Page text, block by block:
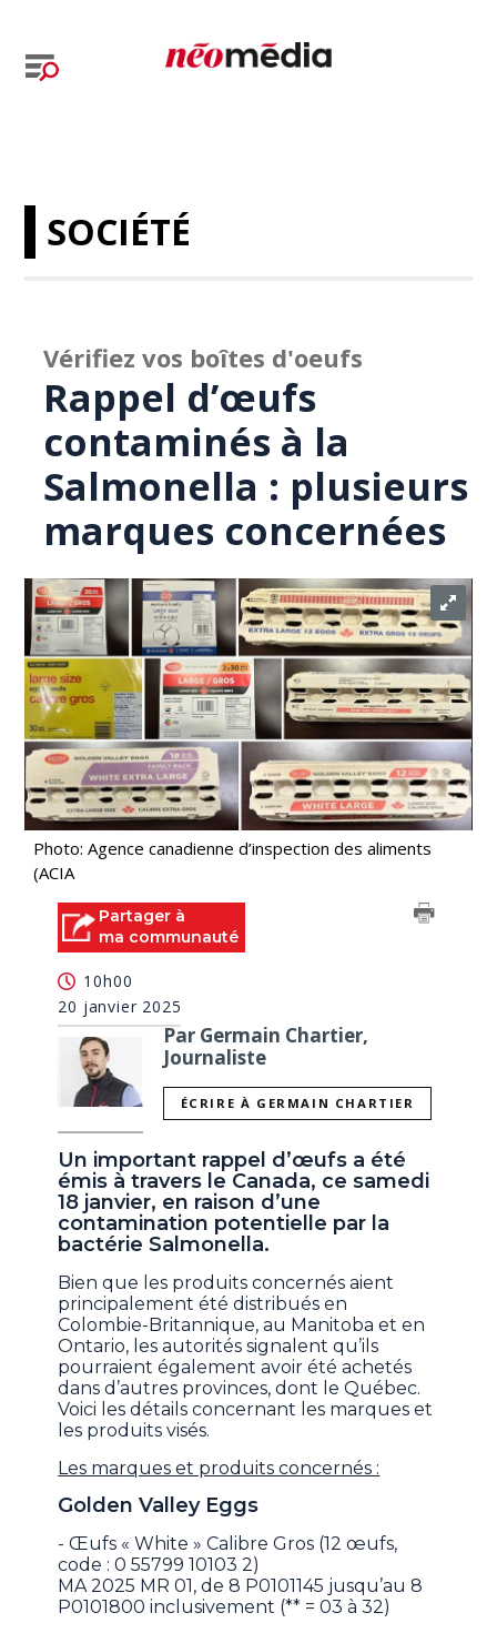
SOCIÉTÉ
Vérifiez vos boîtes d'oeufs
Rappel d’œufs
contaminés à la
Salmonella : plusieurs
marques concernées
Photo: Agence canadienne d’inspection des aliments
(ACIA
Partager à
ma communauté
10h00
20 janvier 2025
Par Germain Chartier,
Journaliste
ÉCRIRE À GERMAIN CHARTIER
Un important rappel d’œufs a été
émis à travers le Canada, ce samedi
18 janvier, en raison d’une
contamination potentielle par la
bactérie Salmonella.
Bien que les produits concernés aient
principalement été distribués en
Colombie-Britannique, au Manitoba et en
Ontario, les autorités signalent qu’ils
pourraient également avoir été achetés
dans d’autres provinces, dont le Québec.
Voici les détails concernant les marques et
les produits visés.
Les marques et produits concernés :
Golden Valley Eggs
- Œufs « White » Calibre Gros (12 œufs,
code : 0 55799 10103 2)
MA 2025 MR 01, de 8 P0101145 jusqu’au 8
P0101800 inclusivement (** = 03 à 32)